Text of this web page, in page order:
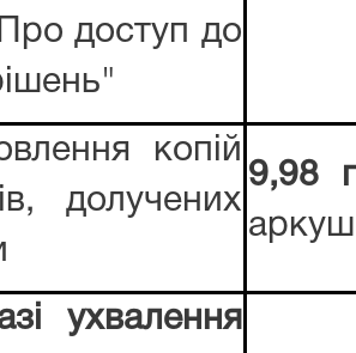
доступ до
копій
долучених
9,98
аркуш
ухвалення